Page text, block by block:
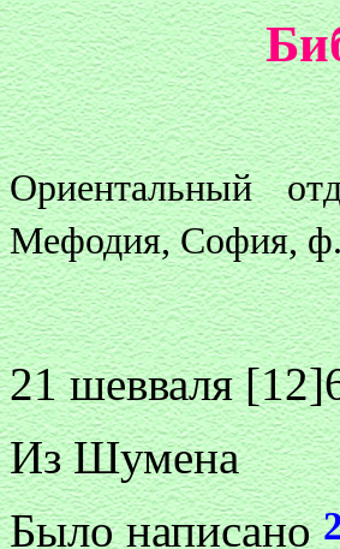
Ориентальный
Мефодия, София, ф.
21 шевваля
Из Шумена
Было написано